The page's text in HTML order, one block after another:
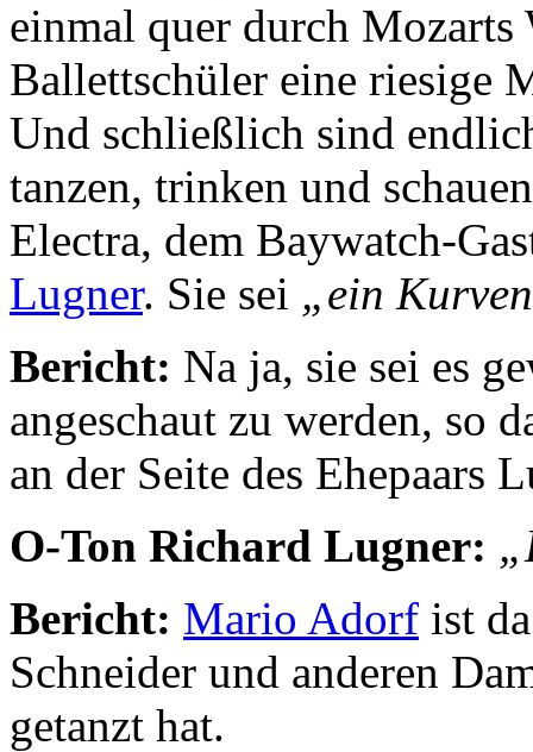
einmal quer durch
Ballettschüler eine riesige
Und schließlich sind
tanzen, trinken und
Electra, dem Baywatch-
Lugner. Sie sei „ein
Bericht: Na ja, sie sei es
angeschaut zu werden, so
an der Seite des Ehepaars
O-Ton Richard Lugner:
Bericht: Mario Adorf ist
Schneider und anderen
getanzt hat.